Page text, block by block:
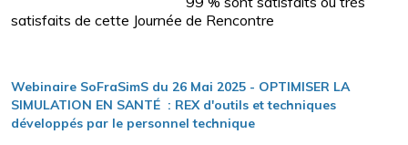
satisfaits de cette Journée de Rencontre
Webinaire SoFraSimS du 26 Mai 2025 - OPTIMISER LA
SIMULATION EN SANTÉ : REX d'outils et techniques
développés par le personnel technique